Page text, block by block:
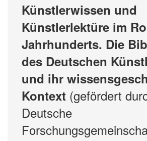
Künstlerwissen und
Künstlerlektüre im
Jahrhunderts. Die
des Deutschen
und ihr
Kontext (gefördert
Deutsche